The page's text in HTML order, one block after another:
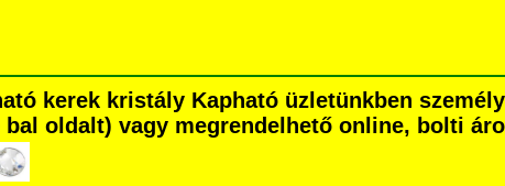
kerek kristály Kapható üzletünkben
oldalt) vagy megrendelhető online, bolti